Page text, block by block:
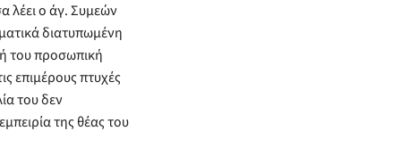
λέει ο άγ. Συμεών
διατυπωμένη
του προσωπική
επιμέρους πτυχές
του δεν
της θέας του